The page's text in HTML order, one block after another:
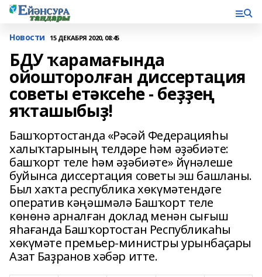
Новости 15 ДЕКАБРЯ 2020, 08:45
БДУ ҡарамағында
ойошторолған диссертация
советы етәксеһе - беҙҙең
яҡташыбыҙ!
Башҡортостанда «Рәсәй Федерацияһы
халыҡтарының телдәре һәм әҙәбиәте:
башҡорт теле һәм әҙәбиәте» йүнәлеше
буйынса диссертация советы эш башланы.
Был хаҡта республика хөкүмәтендәге
оператив кәңәшмәлә Башҡорт теле
көнөнә арналған доклад менән сығыш
яһағанда Башҡортостан Республикаһы
хөкүмәте премьер-министры урынбаҫары
Азат Баҙранов хәбәр итте.